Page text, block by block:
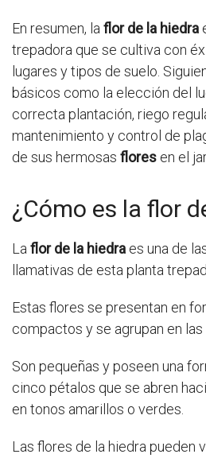
En resumen, la flor de la hiedra
trepadora que se cultiva con
lugares y tipos de suelo.
básicos como la elección del
correcta plantación, riego
mantenimiento y control de
de sus hermosas flores en el
¿Cómo es la flor
La flor de la hiedra es una de
llamativas de esta planta
Estas flores se presentan en
compactos y se agrupan en las
Son pequeñas y poseen una
cinco pétalos que se abren
en tonos amarillos o verdes.
Las flores de la hiedra pueden